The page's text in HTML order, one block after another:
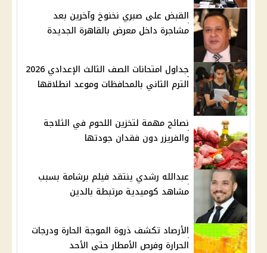
القبض على صبري نخنوخ وآخرين بعد
مشاجرة داخل معرض بالقاهرة الجديدة
جداول امتحانات الصف الثالث الإعدادي 2026
الترم الثاني بالمحافظات وموعد انطلاقها
نصائح مهمة لتخزين اللحوم في الثلاجة
والفريزر دون فقدان جودتها
عبدالله رشدي ينتقد فيلم برشامة بسبب
مشاهد كوميدية مرتبطة بالدين
الأرصاد تكشف ذروة الموجة الحارة ودرجات
الحرارة وفرص الأمطار حتى الأحد